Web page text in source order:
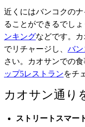
近くにはバンコクの
ることができるでし
ンキングなどです。
でリチャージし、 バン
さい。カオサンでの食
ップ5レストランをチ
カオサン通り
ストリートスマー